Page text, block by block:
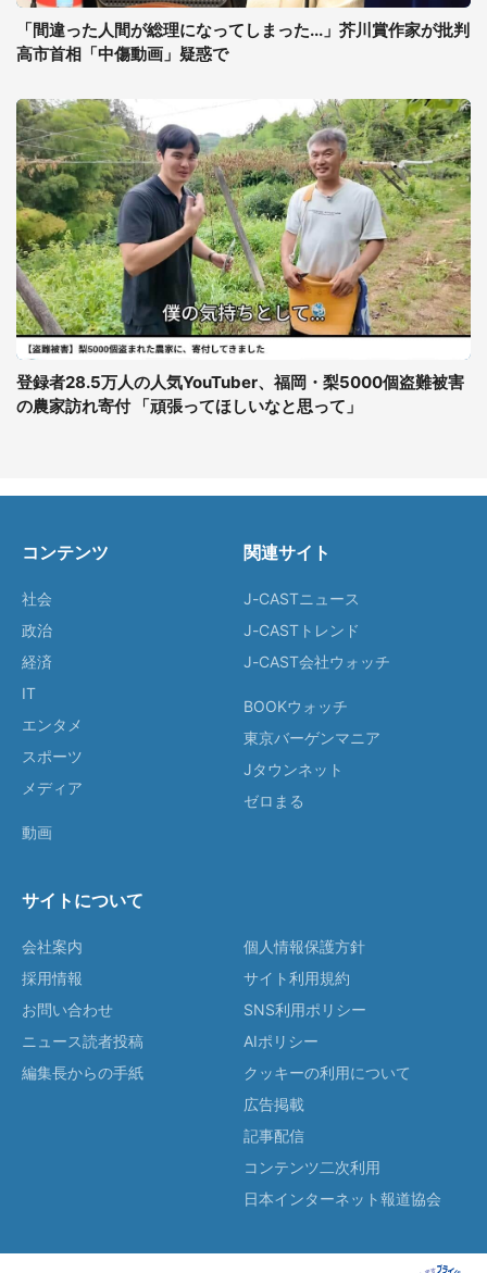
「間違った人間が総理になってしまった...」芥川賞作家が批判
高市首相「中傷動画」疑惑で
登録者28.5万人の人気YouTuber、福岡・梨5000個盗難被害
の農家訪れ寄付 「頑張ってほしいなと思って」
コンテンツ
社会
政治
経済
IT
エンタメ
スポーツ
メディア
動画
関連サイト
J-CASTニュース
J-CASTトレンド
J-CAST会社ウォッチ
BOOKウォッチ
東京バーゲンマニア
Jタウンネット
ゼロまる
サイトについて
会社案内
採用情報
お問い合わせ
ニュース読者投稿
編集長からの手紙
個人情報保護方針
サイト利用規約
SNS利用ポリシー
AIポリシー
クッキーの利用について
広告掲載
記事配信
コンテンツ二次利用
日本インターネット報道協会